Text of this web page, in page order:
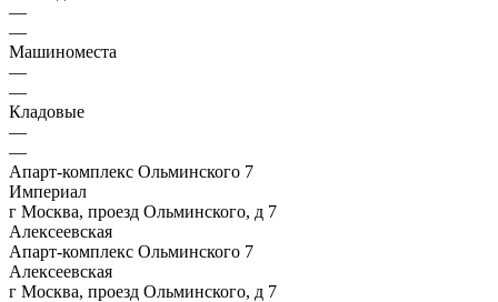
—
—
Машиноместа
—
—
Кладовые
—
—
Апарт-комплекс Ольминского 7
Империал
г Москва, проезд Ольминского, д 7
Алексеевская
Апарт-комплекс Ольминского 7
Алексеевская
г Москва, проезд Ольминского, д 7